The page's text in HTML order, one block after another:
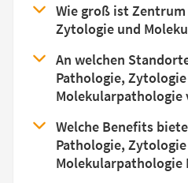
Wie groß ist
Zytologie und
An welchen
Pathologie,
Molekularpathologie
Welche Benefits
Pathologie,
Molekularpathologie